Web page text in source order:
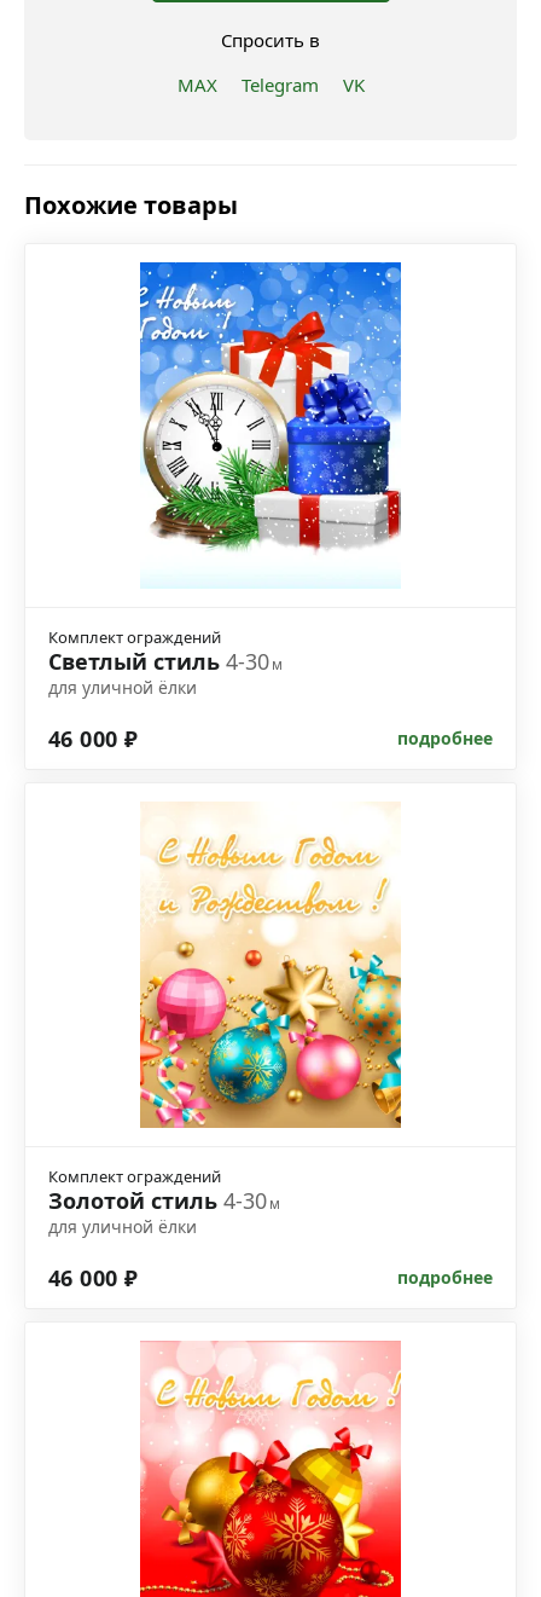
Спросить в
MAX
Telegram VK
Похожие товары
Комплект ограждений
Светлый стиль 4-30м
для уличной ёлки
46 000 ₽ подробнее
Комплект ограждений
Золотой стиль 4-30м
для уличной ёлки
46 000 ₽ подробнее